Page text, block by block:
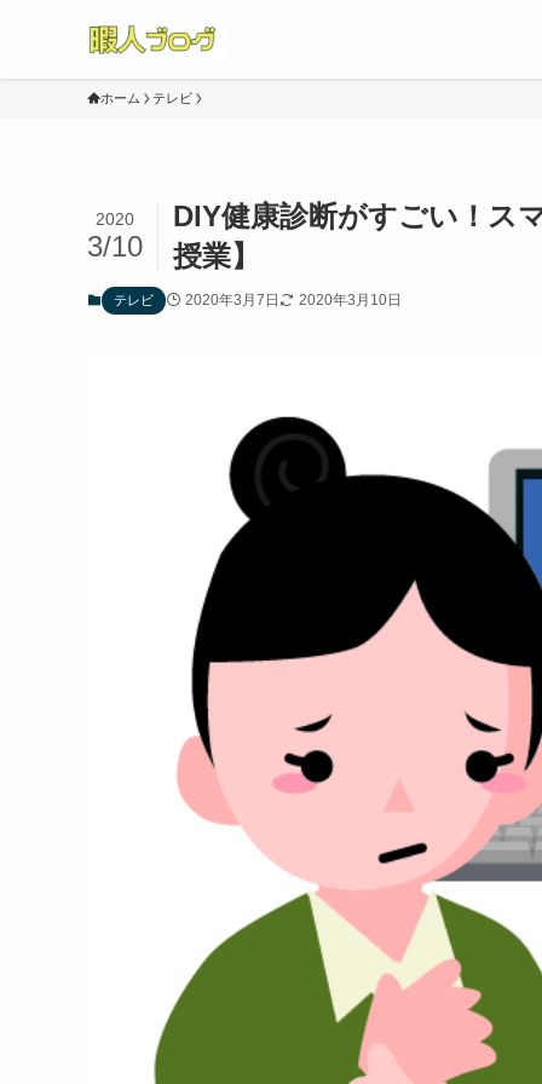
ホーム テレビ
DIY健康診断がすごい！ス
授業】
2020
3/10
テレビ 2020年3月7日 2020年3月10日